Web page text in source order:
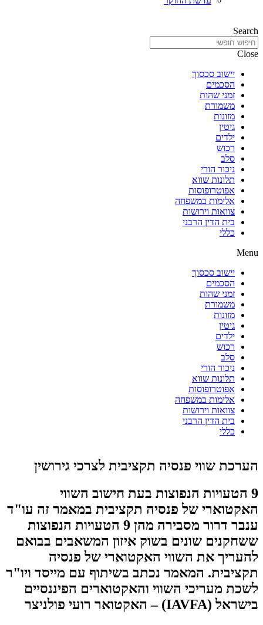
Search
Close
יישוב סכסוך
הסכמים
זמני שהות
משמורת
מזונות
גיטין
ילדים
רכוש
סלב
ניכור הורי
תלונות שווא
אפוטרופוסות
אלימות במשפחה
צוואות וירושות
בית הדין הרבני
כללי
Menu
יישוב סכסוך
הסכמים
זמני שהות
משמורת
מזונות
גיטין
ילדים
רכוש
סלב
ניכור הורי
תלונות שווא
אפוטרופוסות
אלימות במשפחה
צוואות וירושות
בית הדין הרבני
כללי
הערכת שווי פנסיה תקציבית לצרכי גירושין
9 הטעויות הנפוצות בעת חישוב השווי
האקטוארי של פנסיה תקציבית במאמר זה עו"ד
ענבר דרור מסבירה מהן 9 הטעויות הנפוצות
ששחקנים שונים בשוק איזון המשאבים בבואם
להעריך את השווי האקטוארי של פנסיה
תקציבית. המאמר נכתב בשיתוף עם מייסד ויו"ר
לשכת מעריכי השווי והאקטוארים הפיננסיים
בישראל (IAVFA) – האקטואר רועי פולניצר